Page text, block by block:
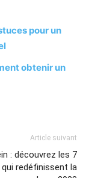
pour un
obtenir un
Article suivant
: découvrez les 7
redéfinissent la